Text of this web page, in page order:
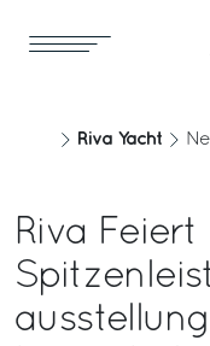
Riva Yacht
Riva
ausstellung